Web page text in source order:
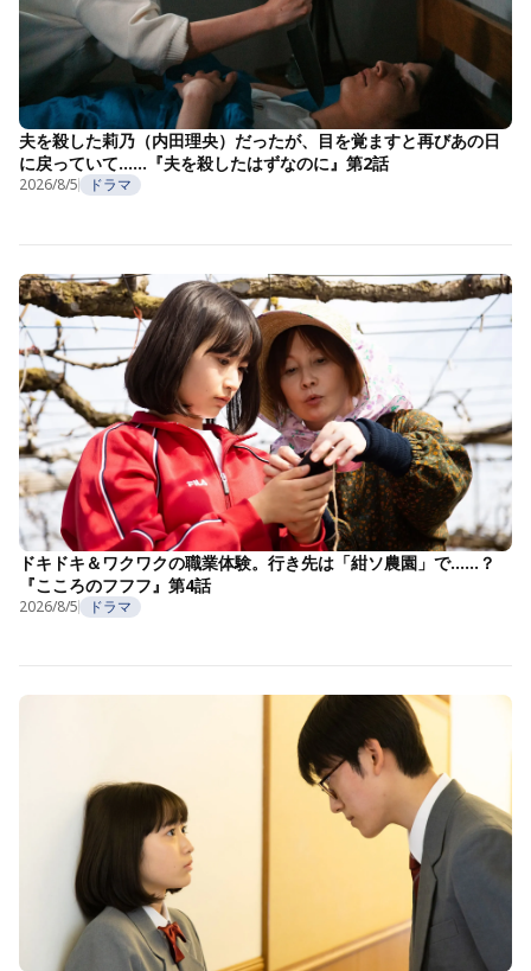
夫を殺した莉乃（内田理央）だったが、目を覚ますと再びあの日
に戻っていて……『夫を殺したはずなのに』第2話
2026/8/5 ドラマ
ドキドキ＆ワクワクの職業体験。行き先は「紺ソ農園」で……？
『こころのフフフ』第4話
2026/8/5 ドラマ